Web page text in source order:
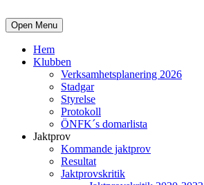
Open Menu
Hem
Klubben
Verksamhetsplanering 2026
Stadgar
Styrelse
Protokoll
ÖNFK´s domarlista
Jaktprov
Kommande jaktprov
Resultat
Jaktprovskritik